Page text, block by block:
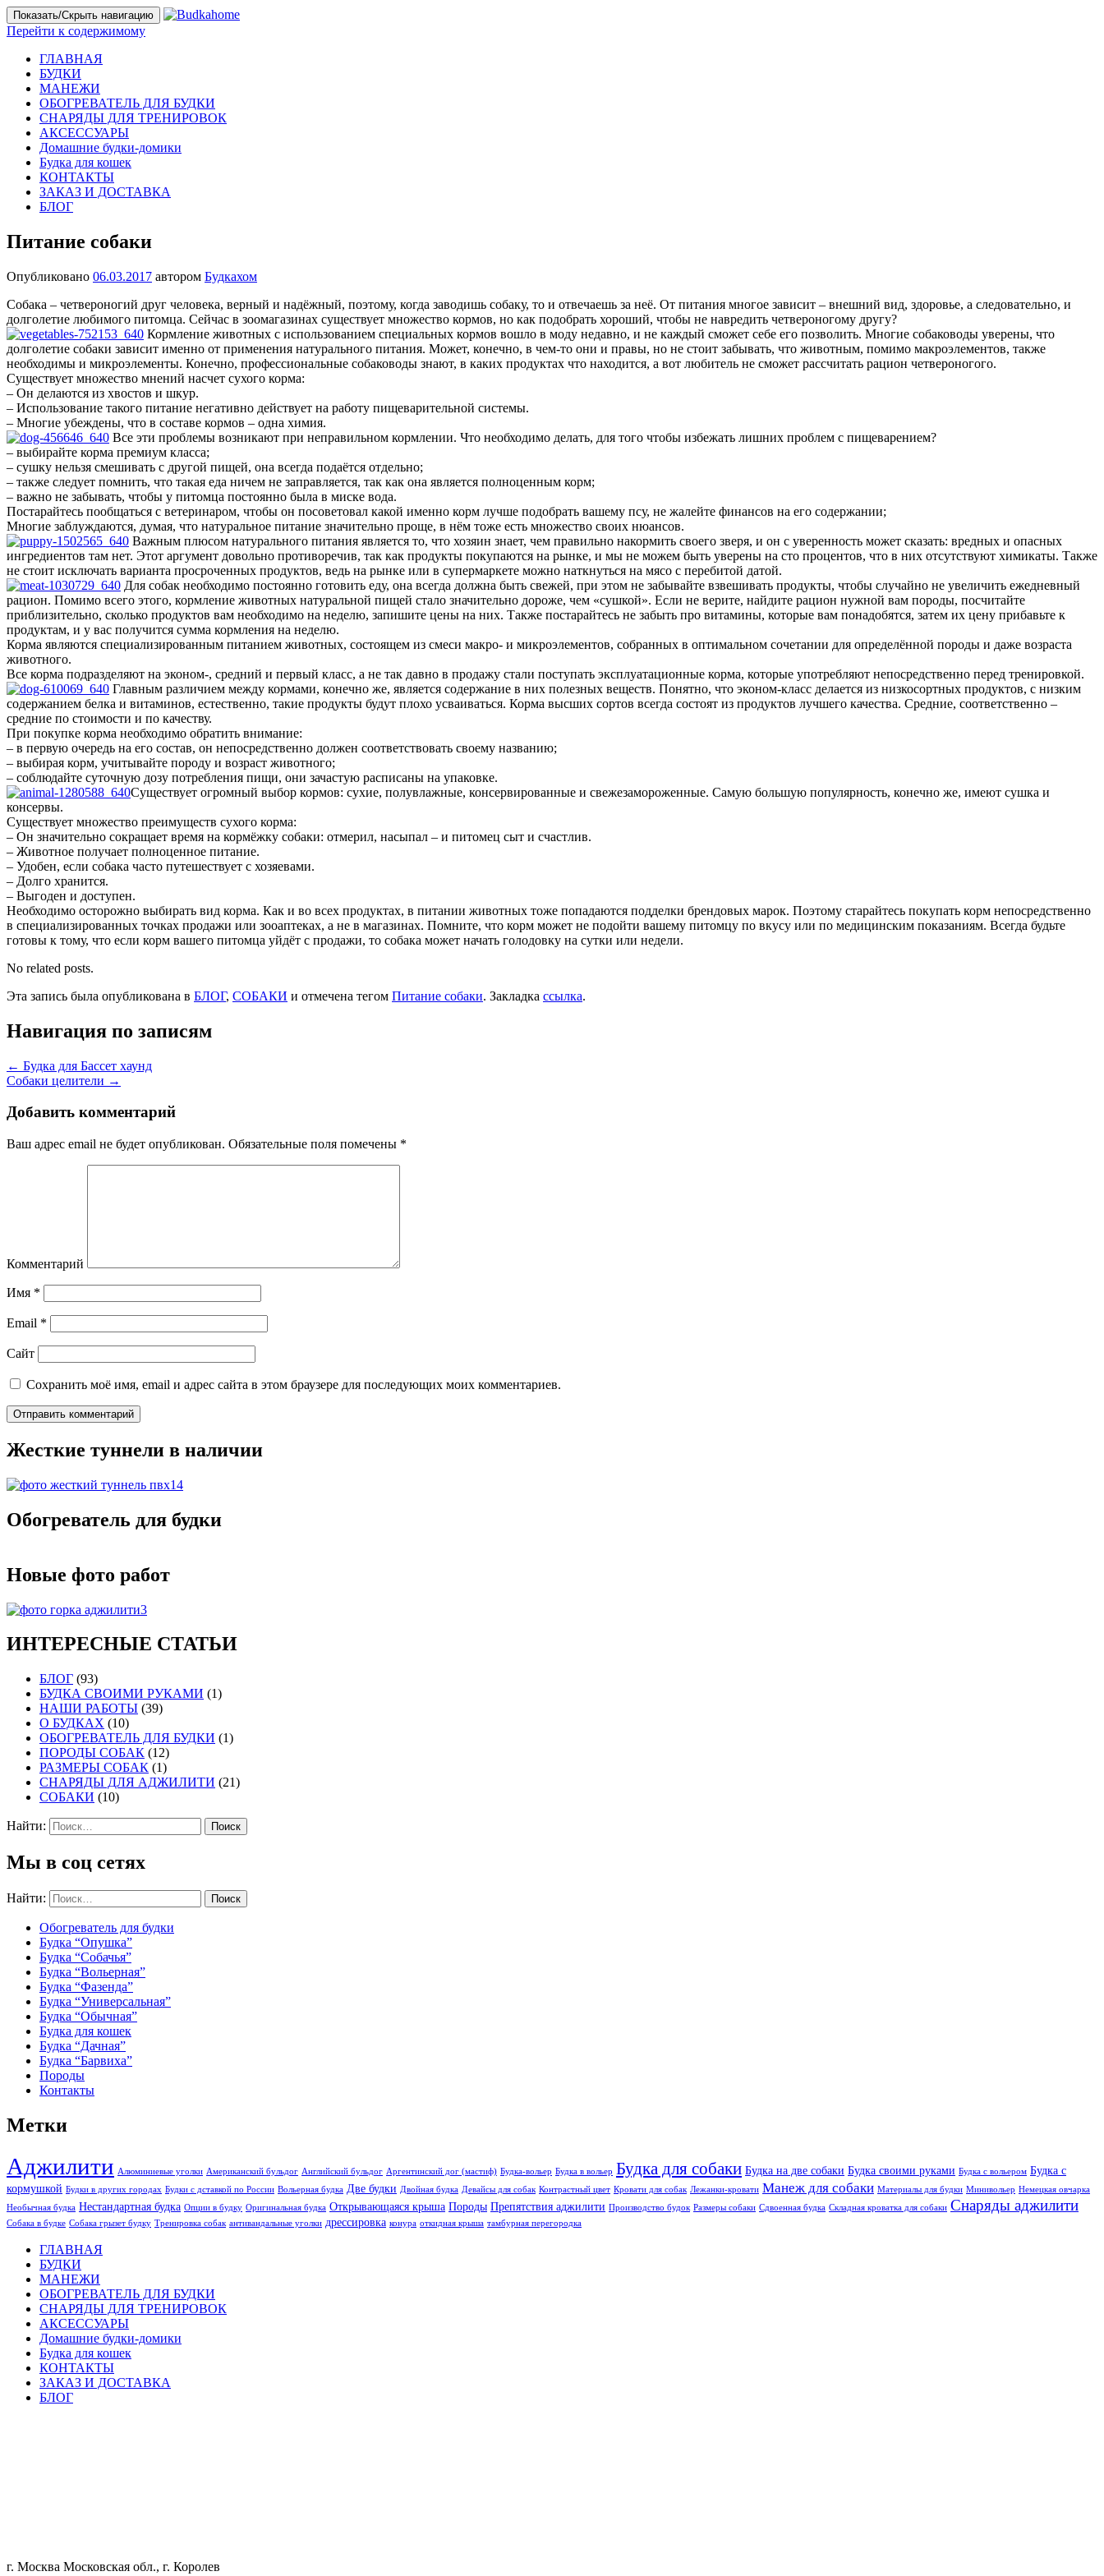
Показать/Скрыть навигацию
Перейти к содержимому
ГЛАВНАЯ
БУДКИ
МАНЕЖИ
ОБОГРЕВАТЕЛЬ ДЛЯ БУДКИ
СНАРЯДЫ ДЛЯ ТРЕНИРОВОК
АКСЕССУАРЫ
Домашние будки-домики
Будка для кошек
КОНТАКТЫ
ЗАКАЗ И ДОСТАВКА
БЛОГ
Питание собаки
Опубликовано 06.03.2017 автором Будкахом
Собака – четвероногий друг человека, верный и надёжный, поэтому, когда заводишь собаку, то и отвечаешь за неё. От питания многое зависит – внешний вид, здоровье, а следовательно, и
долголетие любимого питомца. Сейчас в зоомагазинах существует множество кормов, но как подобрать хороший, чтобы не навредить четвероногому другу?
Кормление животных с использованием специальных кормов вошло в моду недавно, и не каждый сможет себе его позволить. Многие собаководы уверены, что
долголетие собаки зависит именно от применения натурального питания. Может, конечно, в чем-то они и правы, но не стоит забывать, что животным, помимо макроэлементов, также
необходимы и микроэлементы. Конечно, профессиональные собаководы знают, в каких продуктах что находится, а вот любитель не сможет рассчитать рацион четвероногого.
Существует множество мнений насчет сухого корма:
– Он делаются из хвостов и шкур.
– Использование такого питание негативно действует на работу пищеварительной системы.
– Многие убеждены, что в составе кормов – одна химия.
Все эти проблемы возникают при неправильном кормлении. Что необходимо делать, для того чтобы избежать лишних проблем с пищеварением?
– выбирайте корма премиум класса;
– сушку нельзя смешивать с другой пищей, она всегда подаётся отдельно;
– также следует помнить, что такая еда ничем не заправляется, так как она является полноценным корм;
– важно не забывать, чтобы у питомца постоянно была в миске вода.
Постарайтесь пообщаться с ветеринаром, чтобы он посоветовал какой именно корм лучше подобрать вашему псу, не жалейте финансов на его содержании;
Многие заблуждаются, думая, что натуральное питание значительно проще, в нём тоже есть множество своих нюансов.
Важным плюсом натурального питания является то, что хозяин знает, чем правильно накормить своего зверя, и он с уверенность может сказать: вредных и опасных
ингредиентов там нет. Этот аргумент довольно противоречив, так как продукты покупаются на рынке, и мы не можем быть уверены на сто процентов, что в них отсутствуют химикаты. Также
не стоит исключать варианта просроченных продуктов, ведь на рынке или в супермаркете можно наткнуться на мясо с перебитой датой.
Для собак необходимо постоянно готовить еду, она всегда должна быть свежей, при этом не забывайте взвешивать продукты, чтобы случайно не увеличить ежедневный
рацион. Помимо всего этого, кормление животных натуральной пищей стало значительно дороже, чем «сушкой». Если не верите, найдите рацион нужной вам породы, посчитайте
приблизительно, сколько продуктов вам необходимо на неделю, запишите цены на них. Также постарайтесь не забыть про витамины, которые вам понадобятся, затем их цену прибавьте к
продуктам, и у вас получится сумма кормления на неделю.
Корма являются специализированным питанием животных, состоящем из смеси макро- и микроэлементов, собранных в оптимальном сочетании для определённой породы и даже возраста
животного.
Все корма подразделяют на эконом-, средний и первый класс, а не так давно в продажу стали поступать эксплуатационные корма, которые употребляют непосредственно перед тренировкой.
Главным различием между кормами, конечно же, является содержание в них полезных веществ. Понятно, что эконом-класс делается из низкосортных продуктов, с низким
содержанием белка и витаминов, естественно, такие продукты будут плохо усваиваться. Корма высших сортов всегда состоят из продуктов лучшего качества. Средние, соответственно –
средние по стоимости и по качеству.
При покупке корма необходимо обратить внимание:
– в первую очередь на его состав, он непосредственно должен соответствовать своему названию;
– выбирая корм, учитывайте породу и возраст животного;
– соблюдайте суточную дозу потребления пищи, они зачастую расписаны на упаковке.
Существует огромный выбор кормов: сухие, полувлажные, консервированные и свежезамороженные. Самую большую популярность, конечно же, имеют сушка и
консервы.
Существует множество преимуществ сухого корма:
– Он значительно сокращает время на кормёжку собаки: отмерил, насыпал – и питомец сыт и счастлив.
– Животное получает полноценное питание.
– Удобен, если собака часто путешествует с хозяевами.
– Долго хранится.
– Выгоден и доступен.
Необходимо осторожно выбирать вид корма. Как и во всех продуктах, в питании животных тоже попадаются подделки брендовых марок. Поэтому старайтесь покупать корм непосредственно
в специализированных точках продажи или зооаптеках, а не в магазинах. Помните, что корм может не подойти вашему питомцу по вкусу или по медицинским показаниям. Всегда будьте
готовы к тому, что если корм вашего питомца уйдёт с продажи, то собака может начать голодовку на сутки или недели.
No related posts.
Эта запись была опубликована в БЛОГ, СОБАКИ и отмечена тегом Питание собаки. Закладка ссылка.
Навигация по записям
← Будка для Бассет хаунд
Собаки целители →
Добавить комментарий
Ваш адрес email не будет опубликован. Обязательные поля помечены *
Комментарий
Имя *
Email *
Сайт
Сохранить моё имя, email и адрес сайта в этом браузере для последующих моих комментариев.
Жесткие туннели в наличии
Обогреватель для будки
Новые фото работ
ИНТЕРЕСНЫЕ СТАТЬИ
БЛОГ (93)
БУДКА СВОИМИ РУКАМИ (1)
НАШИ РАБОТЫ (39)
О БУДКАХ (10)
ОБОГРЕВАТЕЛЬ ДЛЯ БУДКИ (1)
ПОРОДЫ СОБАК (12)
РАЗМЕРЫ СОБАК (1)
СНАРЯДЫ ДЛЯ АДЖИЛИТИ (21)
СОБАКИ (10)
Найти:
Мы в соц сетях
Найти:
Обогреватель для будки
Будка “Опушка”
Будка “Собачья”
Будка “Вольерная”
Будка “Фазенда”
Будка “Универсальная”
Будка “Обычная”
Будка для кошек
Будка “Дачная”
Будка “Барвиха”
Породы
Контакты
Метки
Аджилити Алюминиевые уголки Американский бульдог Английский бульдог Аргентинский дог (мастиф) Будка-вольер Будка в вольер Будка для собаки Будка на две собаки Будка своими руками Будка с вольером Будка с
кормушкой Будки в других городах Будки с дставкой по России Вольерная будка Две будки Двойная будка Девайсы для собак Контрастный цвет Кровати для собак Лежанки-кровати Манеж для собаки Материалы для будки Минивольер Немецкая овчарка
Необычная будка Нестандартная будка Опции в будку Оригинальная будка Открывающаяся крыша Породы Препятствия аджилити Производство будок Размеры собаки Сдвоенная будка Складная кроватка для собаки Снаряды аджилити
Собака в будке Собака грызет будку Тренировка собак антивандальные уголки дрессировка конура откидная крыша тамбурная перегородка
ГЛАВНАЯ
БУДКИ
МАНЕЖИ
ОБОГРЕВАТЕЛЬ ДЛЯ БУДКИ
СНАРЯДЫ ДЛЯ ТРЕНИРОВОК
АКСЕССУАРЫ
Домашние будки-домики
Будка для кошек
КОНТАКТЫ
ЗАКАЗ И ДОСТАВКА
БЛОГ
г. Москва Московская обл., г. Королев